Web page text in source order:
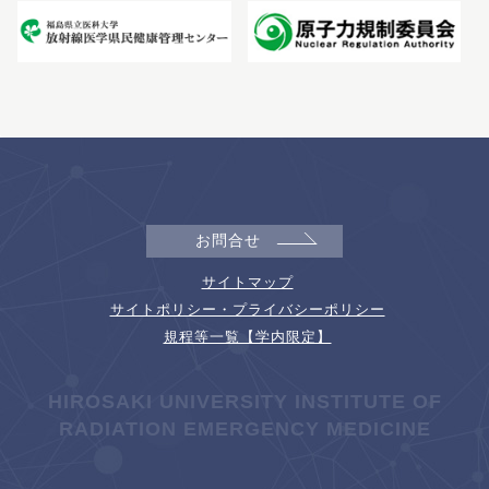
お問合せ
サイトマップ
サイトポリシー・プライバシーポリシー
規程等一覧【学内限定】
HIROSAKI UNIVERSITY INSTITUTE OF
RADIATION EMERGENCY MEDICINE